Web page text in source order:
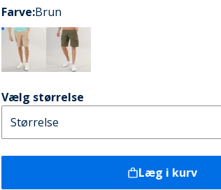
Farve:Brun
Vælg størrelse
Læg i kurv